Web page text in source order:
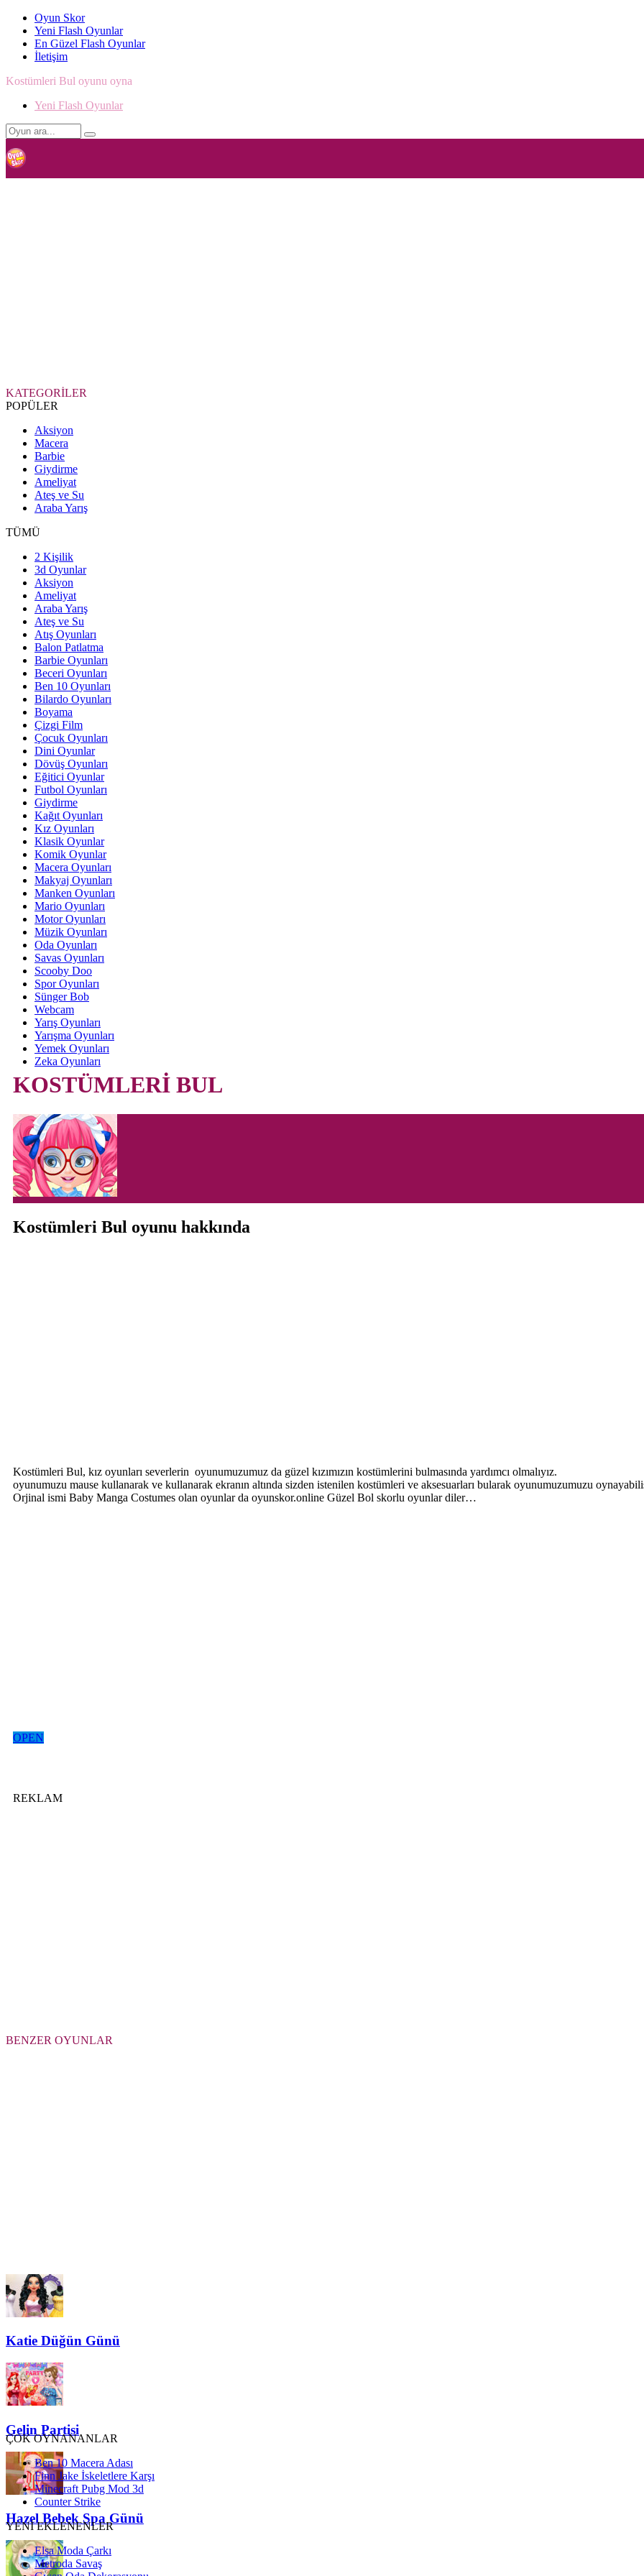
Oyun Skor
Yeni Flash Oyunlar
En Güzel Flash Oyunlar
İletişim
Kostümleri Bul oyunu oyna
Yeni Flash Oyunlar
KATEGORİLER
POPÜLER
Aksiyon
Macera
Barbie
Giydirme
Ameliyat
Ateş ve Su
Araba Yarış
TÜMÜ
2 Kişilik
3d Oyunlar
Aksiyon
Ameliyat
Araba Yarış
Ateş ve Su
Atış Oyunları
Balon Patlatma
Barbie Oyunları
Beceri Oyunları
Ben 10 Oyunları
Bilardo Oyunları
Boyama
Çizgi Film
Çocuk Oyunları
Dini Oyunlar
Dövüş Oyunları
Eğitici Oyunlar
Futbol Oyunları
Giydirme
Kağıt Oyunları
Kız Oyunları
Klasik Oyunlar
Komik Oyunlar
Macera Oyunları
Makyaj Oyunları
Manken Oyunları
Mario Oyunları
Motor Oyunları
Müzik Oyunları
Oda Oyunları
Savas Oyunları
Scooby Doo
Spor Oyunları
Sünger Bob
Webcam
Yarış Oyunları
Yarışma Oyunları
Yemek Oyunları
Zeka Oyunları
KOSTÜMLERİ BUL
Kostümleri Bul oyunu hakkında
Kostümleri Bul, kız oyunları severlerin oyunumuzumuz da güzel kızımızın kostümlerini bulmasında yardımcı olmalıyız.
oyunumuzu mause kullanarak ve kullanarak ekranın altında sizden istenilen kostümleri ve aksesuarları bularak oyunumuzumuzu
Orjinal ismi Baby Manga Costumes olan oyunlar da oyunskor.online Güzel Bol skorlu oyunlar diler…
OPEN
REKLAM
BENZER OYUNLAR
Katie Düğün Günü
Gelin Partisi
Hazel Bebek Spa Günü
ÇOK OYNANANLAR
Ben 10 Macera Adası
Finn Jake İskeletlere Karşı
Minecraft Pubg Mod 3d
Counter Strike
YENİ EKLENENLER
Elsa Moda Çarkı
Metroda Savaş